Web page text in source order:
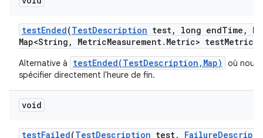
testEnded(TestDescription test, long endTime ,
Map<String , MetricMeasurement. Metric> testMetrics)
Alternative à testEnded(TestDescription,Map)
où nous
spécifier directement l'heure de fin.
void
testFailed(TestDescription test, Failure